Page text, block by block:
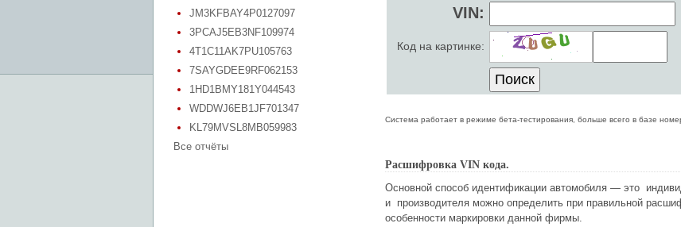
JM3KFBAY4P0127097
3PCAJ5EB3NF109974
4T1C11AK7PU105763
7SAYGDEE9RF062153
1HD1BMY181Y044543
WDDWJ6EB1JF701347
KL79MVSL8MB059983
Все отчёты
VIN:
Код на картинке:
Система работает в режиме бета-тестирования, больше всего в базе
Расшифровка VIN кода.
Основной способ идентификации автомобиля — это
и производителя можно определить при правильной
особенности маркировки данной фирмы.